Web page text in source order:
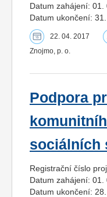
Datum zahájení: 01.
Datum ukončení:
22. 04. 2017
Znojmo, p. o.
Podpora
sociálních
Registrační číslo
Datum zahájení: 01.
Datum ukončení: